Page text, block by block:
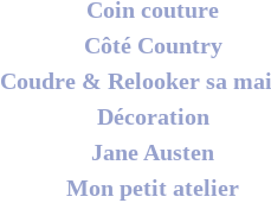
Coin couture
Côté Country
Coudre & Relooker sa
Décoration
Jane Austen
Mon petit atelier